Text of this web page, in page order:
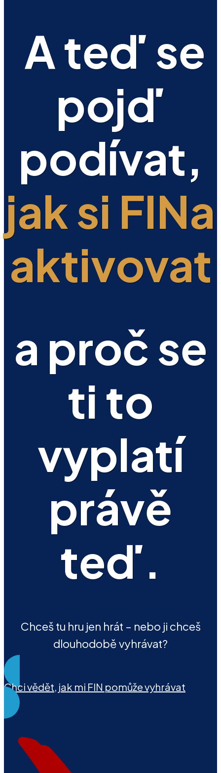
A teď se
pojď
podívat,
jak si FINa
aktivovat
a proč se
ti to
vyplatí
právě
teď.
Chceš tu hru jen hrát – nebo ji chceš
dlouhodobě vyhrávat?
Chci vědět, jak mi FIN pomůže vyhrávat